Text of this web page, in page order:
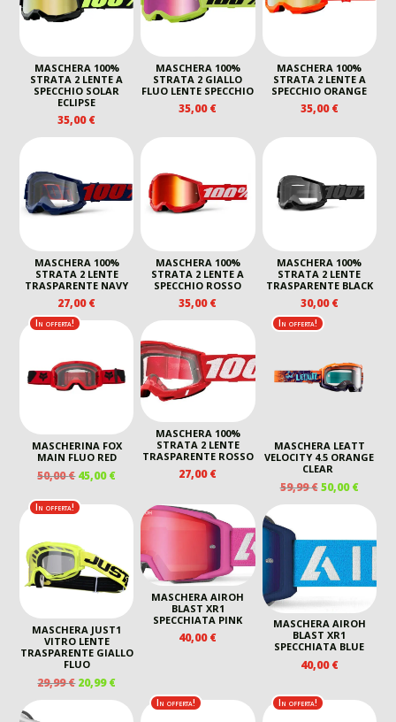
MASCHERA 100%
STRATA 2 LENTE A
SPECCHIO SOLAR
ECLIPSE
35,00€
MASCHERA 100%
STRATA 2 GIALLO
FLUO LENTE SPECCHIO
35,00€
MASCHERA 100%
STRATA 2 LENTE A
SPECCHIO ORANGE
35,00€
MASCHERA 100%
STRATA 2 LENTE
TRASPARENTE NAVY
27,00€
MASCHERA 100%
STRATA 2 LENTE A
SPECCHIO ROSSO
35,00€
MASCHERA 100%
STRATA 2 LENTE
TRASPARENTE BLACK
30,00€
In offerta!
MASCHERINA FOX
MAIN FLUO RED
50,00€ IL
ORIGINALE
45,00€IL
ATTUALE
MASCHERA 100%
STRATA 2 LENTE
TRASPARENTE ROSSO
27,00€
In offerta!
MASCHERA LEATT
VELOCITY 4.5 ORANGE
CLEAR
59,99€ IL
PREZZO
ORIGINALE
59,99 €.
50,00€IL
50,00
In offerta!
MASCHERA JUST1
VITRO LENTE
TRASPARENTE GIALLO
FLUO
29,99€ IL
PREZZO
ORIGINALE
20,99€IL
PREZZO
ATTUALE
MASCHERA AIROH
BLAST XR1
SPECCHIATA PINK
40,00€
MASCHERA AIROH
BLAST XR1
SPECCHIATA BLUE
40,00€
In offerta! In offerta!